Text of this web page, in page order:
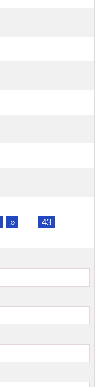
»
43